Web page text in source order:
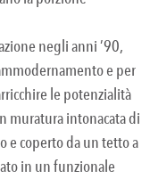
negli anni ’90,
e per
le potenzialità
muratura intonacata di
e coperto da un tetto a
in un funzionale